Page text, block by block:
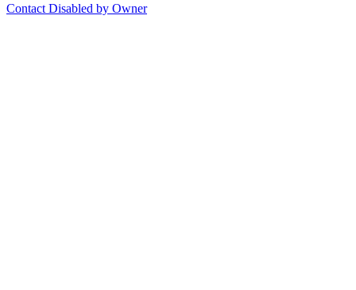
Contact Disabled by Owner